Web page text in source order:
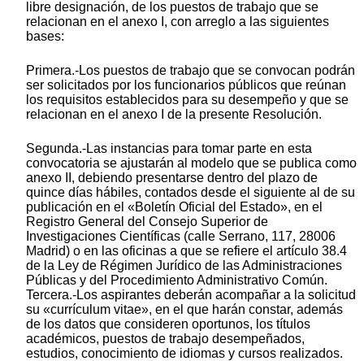
libre designación, de los puestos de trabajo que se
relacionan en el anexo I, con arreglo a las siguientes
bases:
Primera.-Los puestos de trabajo que se convocan podrán
ser solicitados por los funcionarios públicos que reúnan
los requisitos establecidos para su desempeño y que se
relacionan en el anexo I de la presente Resolución.
Segunda.-Las instancias para tomar parte en esta
convocatoria se ajustarán al modelo que se publica como
anexo II, debiendo presentarse dentro del plazo de
quince días hábiles, contados desde el siguiente al de su
publicación en el «Boletín Oficial del Estado», en el
Registro General del Consejo Superior de
Investigaciones Científicas (calle Serrano, 117, 28006
Madrid) o en las oficinas a que se refiere el artículo 38.4
de la Ley de Régimen Jurídico de las Administraciones
Públicas y del Procedimiento Administrativo Común.
Tercera.-Los aspirantes deberán acompañar a la solicitud
su «currículum vitae», en el que harán constar, además
de los datos que consideren oportunos, los títulos
académicos, puestos de trabajo desempeñados,
estudios, conocimiento de idiomas y cursos realizados.